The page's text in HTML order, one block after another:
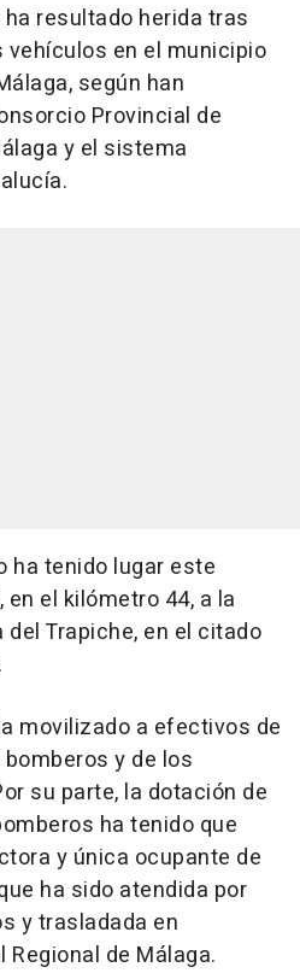
resultado herida tras
en el municipio
según han
Provincial de
y el sistema
ha tenido lugar este
el kilómetro 44, a la
Trapiche, en el citado
movilizado a efectivos de
y de los
su parte, la dotación de
ha tenido que
y única ocupante de
ha sido atendida por
y trasladada en
de Málaga.